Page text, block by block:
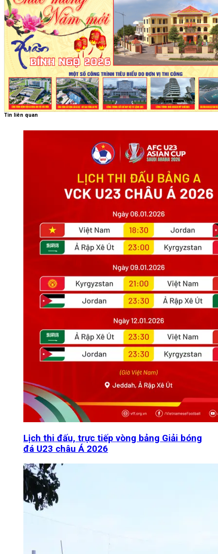
Tin liên quan
Lịch thi đấu, trực tiếp vòng bảng Giải bóng
đá U23 châu Á 2026